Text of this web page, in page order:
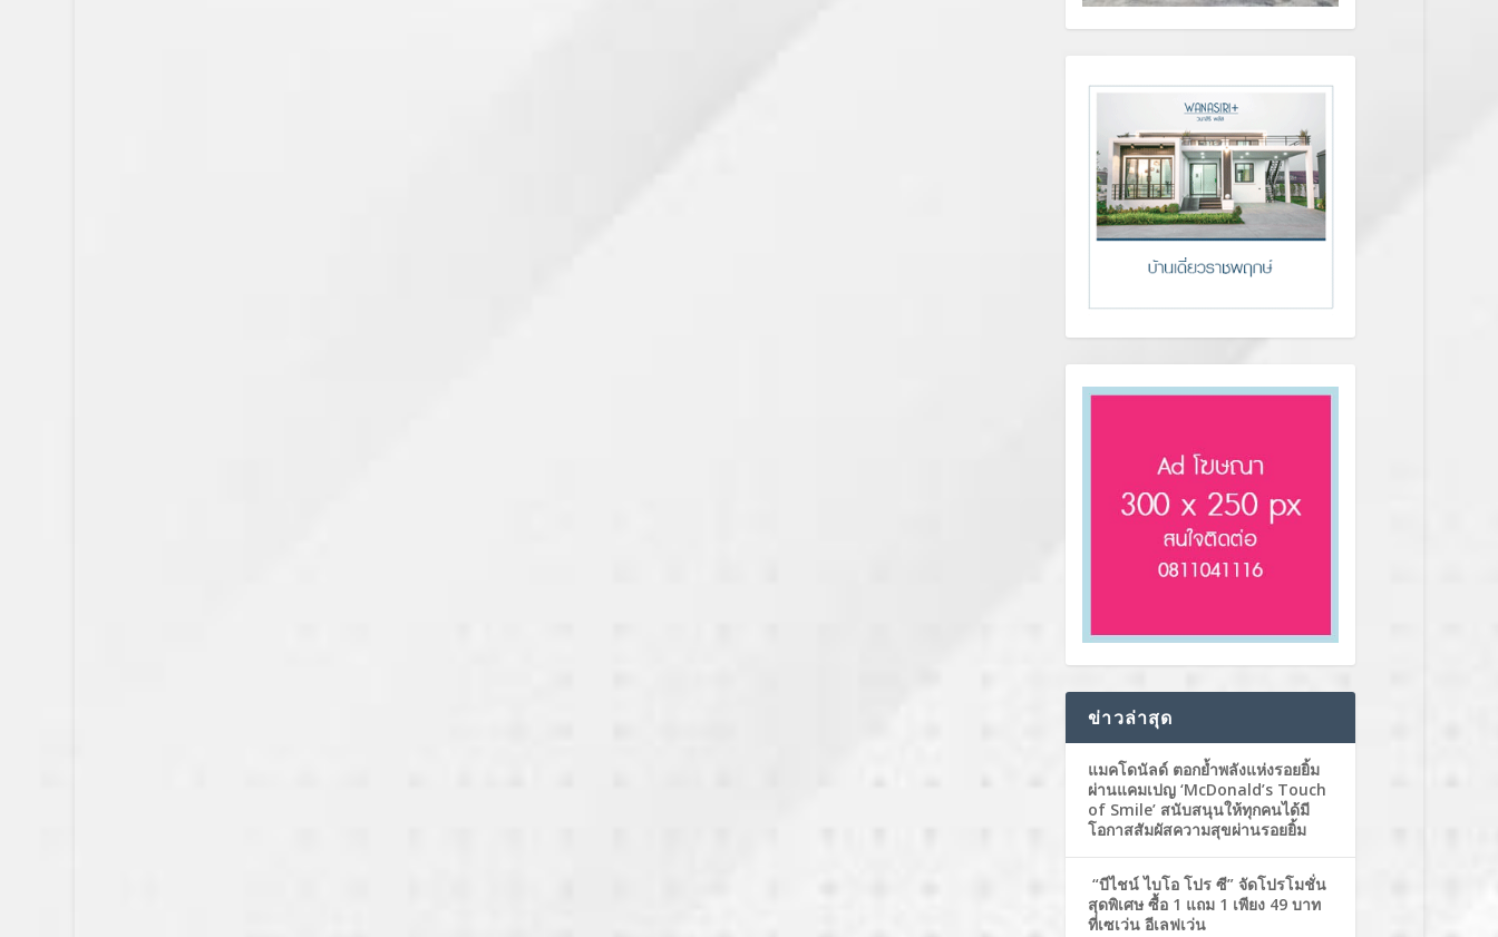
ข่าวล่าสุด
แมคโดนัลด์ ตอกย้ำพลังแห่งรอยยิ้ม
ผ่านแคมเปญ ‘McDonald’s Touch
of Smile’ สนับสนุนให้ทุกคนได้มี
โอกาสสัมผัสความสุขผ่านรอยยิ้ม
“บีไชน์ ไบโอ โปร ซี” จัดโปรโมชั่น
สุดพิเศษ ซื้อ 1 แถม 1 เพียง 49 บาท
ที่เซเว่น อีเลฟเว่น